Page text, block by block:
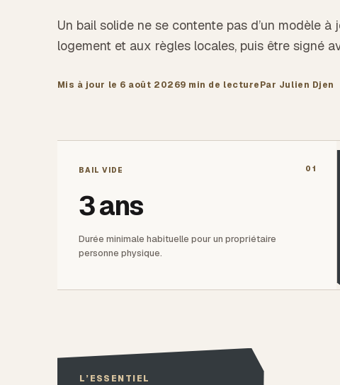
Un bail solide ne se contente pas d’un modèle
logement et aux règles locales, puis être signé
Mis à jour le 6 août 20269 min de lecturePar Julien Djen
01
BAIL VIDE
3 ans
Durée minimale habituelle pour un propriétaire
personne physique.
L’ESSENTIEL